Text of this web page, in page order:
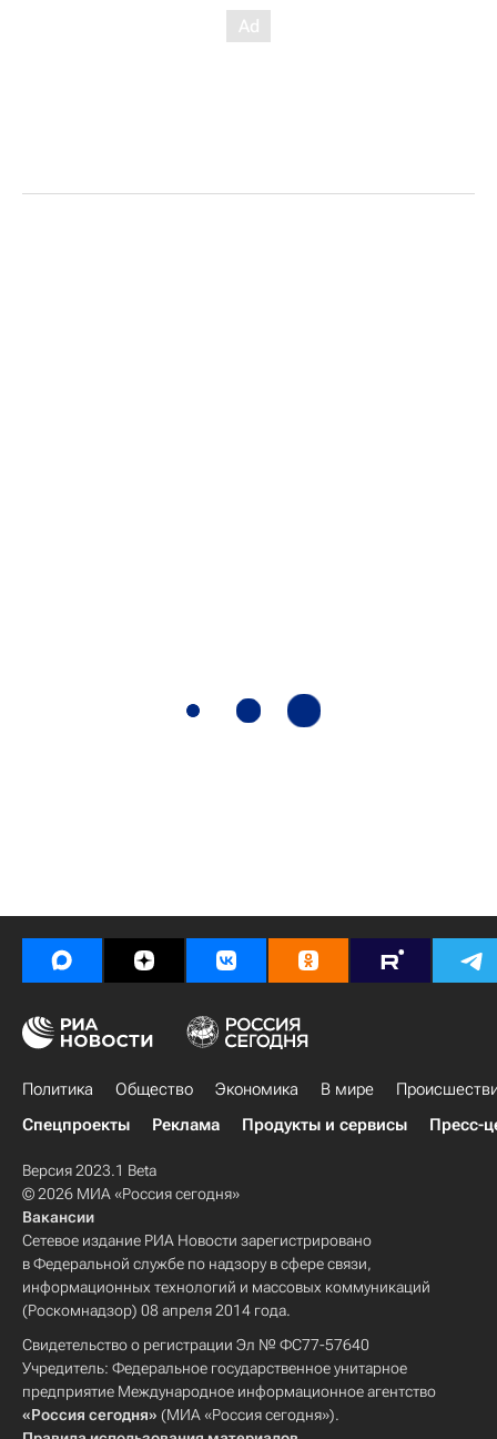
Политика Общество Экономика В мире
Спецпроекты
Реклама Продукты и сервисы Пресс-
Версия 2023.1 Beta
© 2026 МИА «Россия сегодня»
Вакансии
Сетевое издание РИА Новости зарегистрировано
в Федеральной службе по надзору в сфере связи,
информационных технологий и массовых коммуникаций
(Роскомнадзор) 08 апреля 2014 года.
Свидетельство о регистрации Эл № ФС77-57640
Учредитель: Федеральное государственное унитарное
предприятие Международное информационное агентство
«Россия сегодня» (МИА «Россия сегодня»).